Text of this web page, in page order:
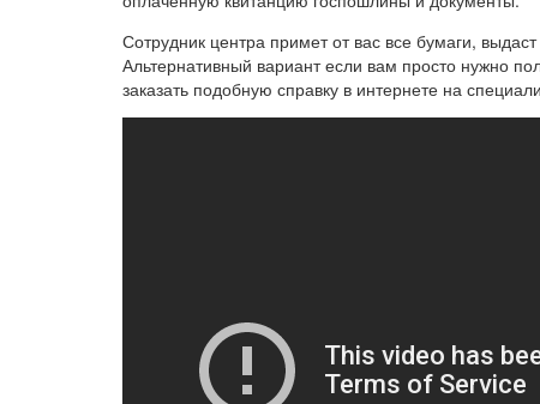
Сотрудник центра примет от вас все бумаги,
Альтернативный вариант если вам просто нужно
заказать подобную справку в интернете на